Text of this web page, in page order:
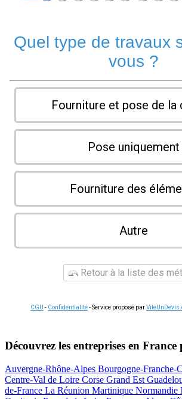
Quel type de travaux
vous ?
Fourniture et pose de la
Pose uniquement
Fourniture des
Autre
Retour à la liste des
CGU - Confidentialité- Service proposé par
Découvrez les entreprises en
Auvergne-Rhône-Alpes Bourgogne-Franche-
Centre-Val de Loire Corse Grand Est
de-France La Réunion Martinique Normandie